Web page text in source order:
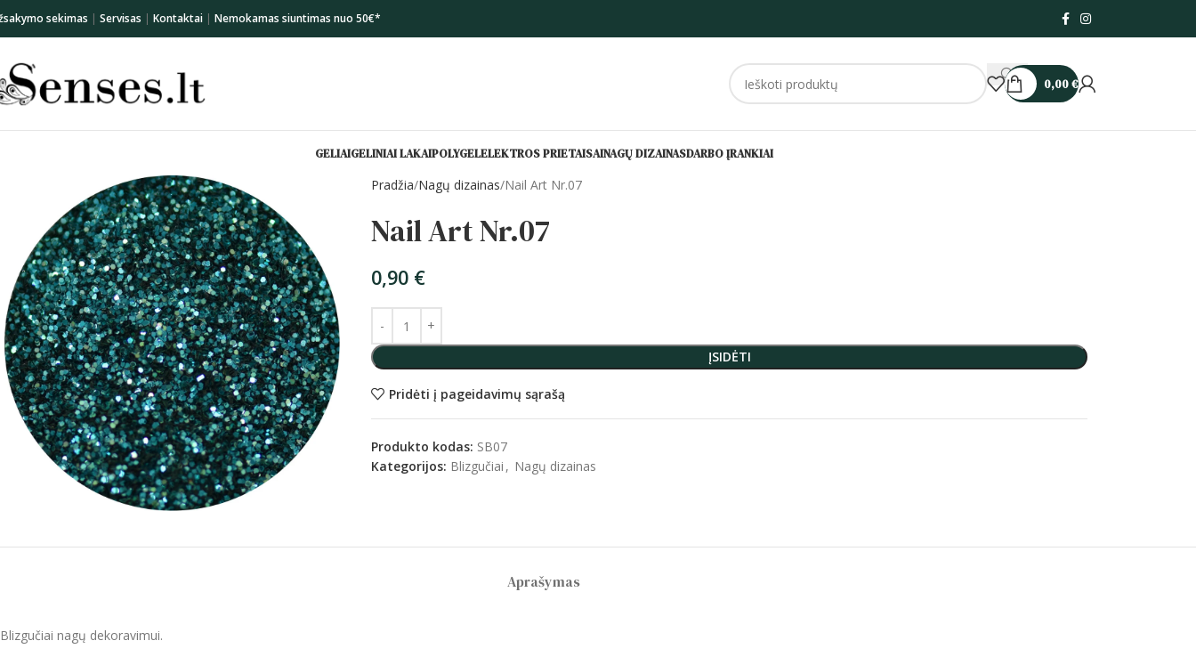
sekimas | Servisas | Kontaktai | Nemokamas siuntimas nuo 50€*
0,00€
GELIAIGELINIAI LAKAIPOLYGELELEKTROS PRIETAISAINAGŲ DIZAINASDARBO ĮRANKIAI
Pradžia Nagų dizainas Nail Art Nr.07
Nail Art Nr.07
0,90 €
ĮSIDĖTI
Pridėti į pageidavimų sąrašą
Produkto kodas: SB07
Kategorijos: Blizgučiai , Nagų dizainas
Aprašymas
Blizgučiai nagų dekoravimui.